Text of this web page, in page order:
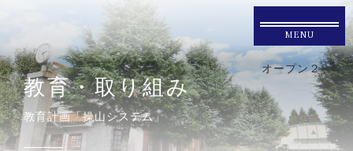
MENU
オープン２
教育・取り組み
教育計画「操山システム」